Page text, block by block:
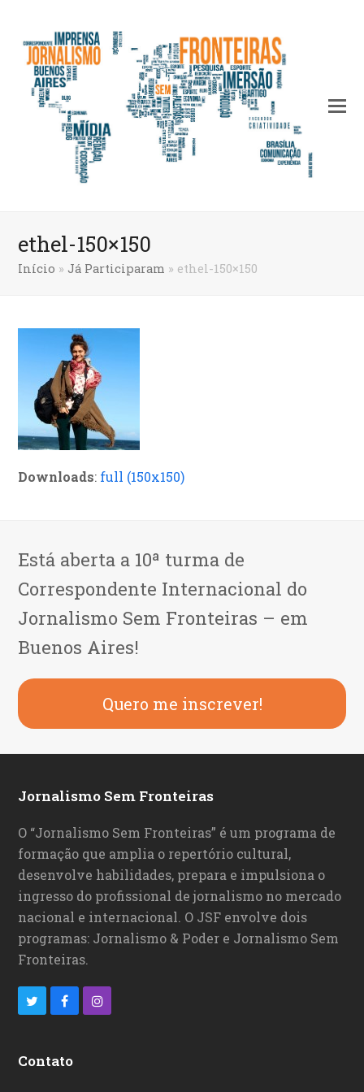
ethel-150×150
Início »Já Participaram » ethel-150×150
Downloads: full (150x150)
Está aberta a 10ª turma de
Correspondente Internacional do
Jornalismo Sem Fronteiras – em
Buenos Aires!
Quero me inscrever!
Jornalismo Sem Fronteiras
O “Jornalismo Sem Fronteiras” é um programa de
formação que amplia o repertório cultural,
desenvolve habilidades, prepara e impulsiona o
ingresso do profissional de jornalismo no mercado
nacional e internacional. O JSF envolve dois
programas: Jornalismo & Poder e Jornalismo Sem
Fronteiras.
i
c
I
Contato